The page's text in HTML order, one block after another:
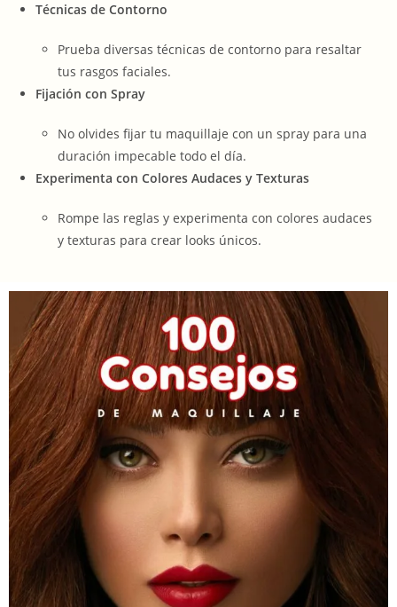
Técnicas de Contorno
Prueba diversas técnicas de contorno para resaltar
tus rasgos faciales.
Fijación con Spray
No olvides fijar tu maquillaje con un spray para una
duración impecable todo el día.
Experimenta con Colores Audaces y Texturas
Rompe las reglas y experimenta con colores audaces
y texturas para crear looks únicos.